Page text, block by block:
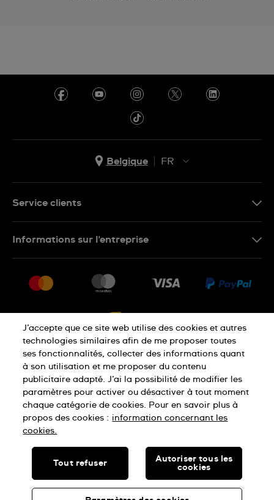
Belgique
FR
Service clients
Retour
Conditions De Vente
Droit de rétractation
Informations sur l'entreprise
Jobs
Déclaration De Confidentialité
Cookies Conditions D'Utilisation
SWISS MADE
© SWATCH LTD, 2026 TOUS DROITS RÉSERVÉS : MONTRES
J’accepte que ce site web utilise des cookies et autres
technologies similaires afin de me proposer toutes
ses fonctionnalités, collecter des informations quant
à son utilisation et me proposer du contenu
publicitaire adapté. J’ai la possibilité de modifier les
paramètres pour activer ou désactiver à tout moment
chaque catégorie de cookies. Pour en savoir plus à
propos des cookies : information concernant les
cookies.
Tout refuser
Autoriser tous les
cookies